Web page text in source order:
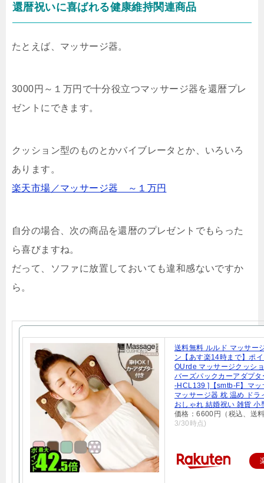
還暦祝いに喜ばれる健康維持関連商品
たとえば、マッサージ器。
3000円～１万円で十分役立つマッサージ器を還暦プレ
ゼントにできます。
クッション型のものとかバイブレータとか、いろいろ
あります。
楽天市場／マッサージ器 ～１万円
自分の場合、次の商品を還暦のプレゼントでもらった
ら喜びますね。
だって、ソファに放置しておいても違和感ないですか
ら。
送料無料 ルルド マッサー
ン【あす楽14時まで】ポ
OUrde マッサージクッシ
バーズパックカーアダプ
-HCL139 ]【smtb-F】マ
マッサージ器 枕 温め ドラ
おしゃれ 結婚祝い 雑貨 小
価格：6600円（税込、送
3/30時点)